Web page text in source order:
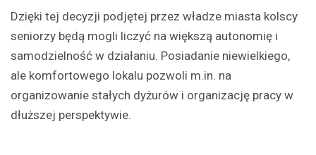
Dzięki tej decyzji podjętej przez władze miasta kolscy
seniorzy będą mogli liczyć na większą autonomię i
samodzielność w działaniu. Posiadanie niewielkiego,
ale komfortowego lokalu pozwoli m.in. na
organizowanie stałych dyżurów i organizację pracy w
dłuższej perspektywie.